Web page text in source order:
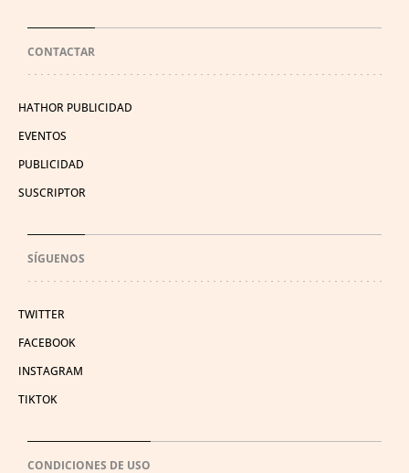
CONTACTAR
HATHOR PUBLICIDAD
EVENTOS
PUBLICIDAD
SUSCRIPTOR
SÍGUENOS
TWITTER
FACEBOOK
INSTAGRAM
TIKTOK
CONDICIONES DE USO